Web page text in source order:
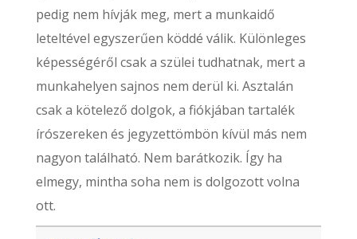
pedig nem hívják meg, mert a munkaidő
leteltével egyszerűen köddé válik. Különleges
képességéről csak a szülei tudhatnak, mert a
munkahelyen sajnos nem derül ki. Asztalán
csak a kötelező dolgok, a fiókjában tartalék
írószereken és jegyzettömbön kívül más nem
nagyon található. Nem barátkozik. Így ha
elmegy, mintha soha nem is dolgozott volna
ott.